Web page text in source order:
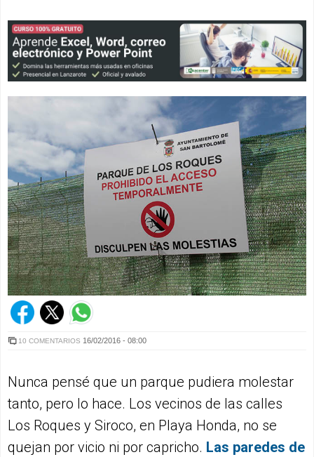
10 COMENTARIOS 16/02/2016 - 08:00
Nunca pensé que un parque pudiera molestar
tanto, pero lo hace. Los vecinos de las calles
Los Roques y Siroco, en Playa Honda, no se
quejan por vicio ni por capricho. Las paredes de